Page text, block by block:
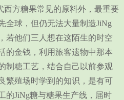
西方糖果常见的原料外，最重要
全球，但仍无法大量制造JiNg
若他们三人想在这陌生的时空
的金钱，利用旅客遗物中那本
制糖工艺，结合自己以前参观
繁殖场时学到的知识，是有可
的JiNg糖与糖果生产线，届时